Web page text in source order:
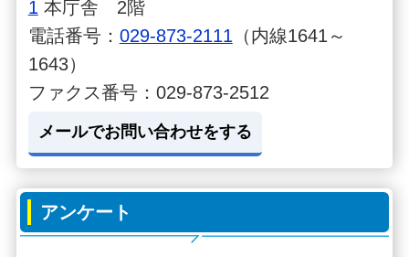
1 本庁舎 2階
電話番号： 029-873-2111 （内線1641～
1643）
ファクス番号：029-873-2512
メールでお問い合わせをする
アンケート